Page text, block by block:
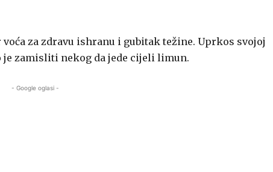
za zdravu ishranu i gubitak težine. Uprkos svojoj
zamisliti nekog da jede cijeli limun.
- Google oglasi -